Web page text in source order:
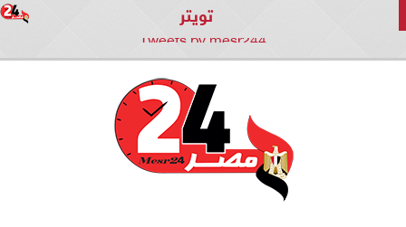
تويتر
Tweets by mesr244